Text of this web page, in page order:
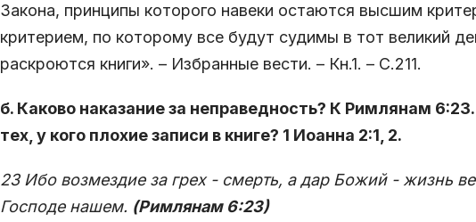
Закона, принципы которого навеки остаются высшим
критерием, по которому все будут судимы в тот великий
раскроются книги». – Избранные вести. – Кн.1. – С.211.
б. Каково наказание за неправедность? К Римлянам
тех, у кого плохие записи в книге? 1 Иоанна 2:1, 2.
23 Ибо возмездие за грех - смерть, а дар Божий - жизнь
Господе нашем. (Римлянам 6:23)